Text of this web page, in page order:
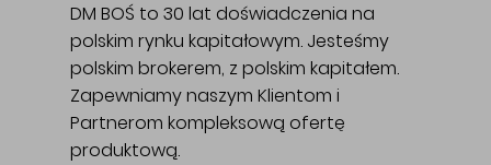
DM BOŚ to 30 lat doświadczenia na
polskim rynku kapitałowym. Jesteśmy
polskim brokerem, z polskim kapitałem.
Zapewniamy naszym Klientom i
Partnerom kompleksową ofertę
produktową.